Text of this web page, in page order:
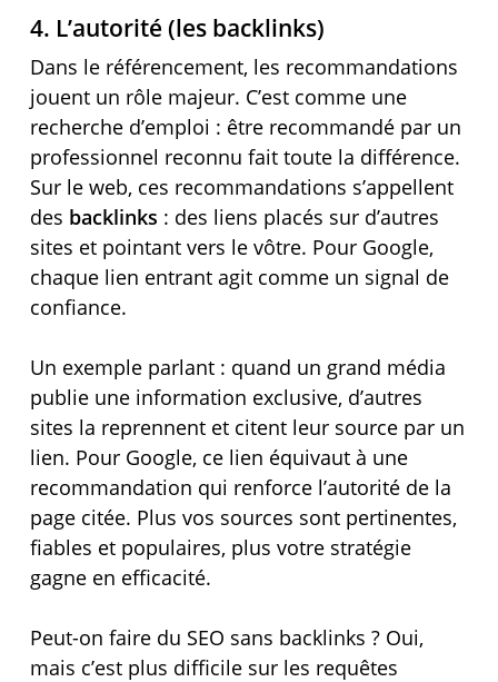
4. L’autorité (les backlinks)
Dans le référencement, les recommandations
jouent un rôle majeur. C’est comme une
recherche d’emploi : être recommandé par un
professionnel reconnu fait toute la différence.
Sur le web, ces recommandations s’appellent
des backlinks : des liens placés sur d’autres
sites et pointant vers le vôtre. Pour Google,
chaque lien entrant agit comme un signal de
confiance.
Un exemple parlant : quand un grand média
publie une information exclusive, d’autres
sites la reprennent et citent leur source par un
lien. Pour Google, ce lien équivaut à une
recommandation qui renforce l’autorité de la
page citée. Plus vos sources sont pertinentes,
fiables et populaires, plus votre stratégie
gagne en efficacité.
Peut-on faire du SEO sans backlinks ? Oui,
mais c’est plus difficile sur les requêtes